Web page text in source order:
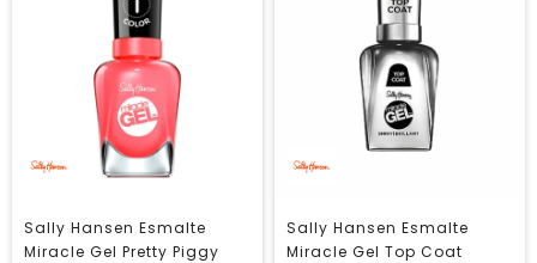
Sally Hansen Esmalte
Miracle Gel Pretty Piggy
Sally Hansen Esmalte
Miracle Gel Top Coat